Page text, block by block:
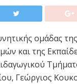
ομάδας
και της
Γεώργιος